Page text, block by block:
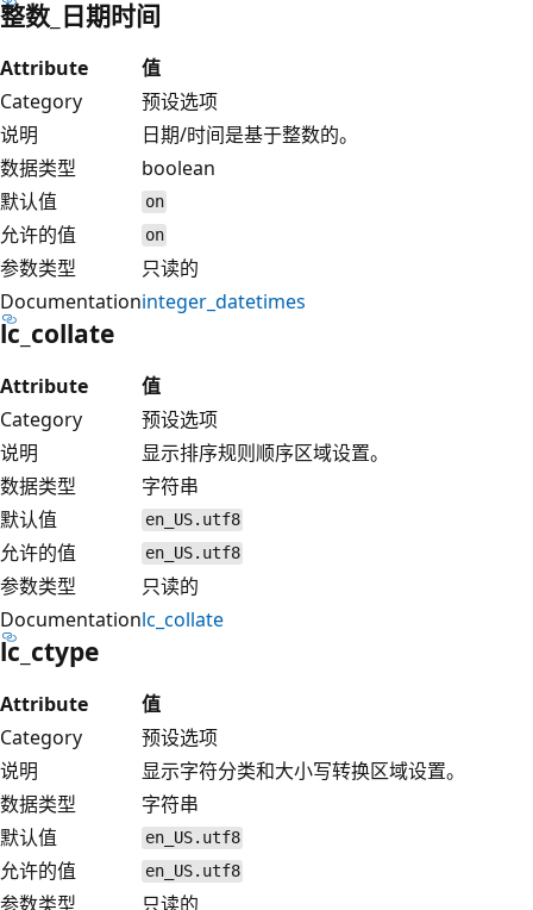
整数_日期时间
Attribute
值
Category
预设选项
说明
日期/时间是基于整数的。
数据类型
boolean
默认值
on
允许的值 on
参数类型
只读的
Documentationinteger_datetimes
lc_collate
Attribute
值
Category
预设选项
说明
显示排序规则顺序区域设置。
数据类型
字符串
默认值
en_US.utf8
允许的值 en_US.utf8
参数类型
只读的
Documentationlc_collate
lc_ctype
Attribute
值
Category
预设选项
说明
显示字符分类和大小写转换区域设置。
数据类型
字符串
默认值
en_US.utf8
允许的值 en_US.utf8
参数类型 只读的